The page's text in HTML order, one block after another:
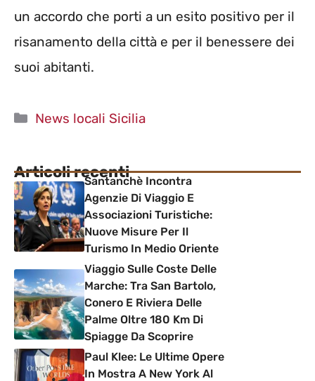
un accordo che porti a un esito positivo per il
risanamento della città e per il benessere dei
suoi abitanti.
Categorie
News locali Sicilia
Articoli recentiSantanchè Incontra
Agenzie Di Viaggio E
Associazioni Turistiche:
Nuove Misure Per Il
Turismo In Medio Oriente
Viaggio Sulle Coste Delle
Marche: Tra San Bartolo,
Conero E Riviera Delle
Palme Oltre 180 Km Di
Spiagge Da Scoprire
Paul Klee: Le Ultime Opere
In Mostra A New York Al